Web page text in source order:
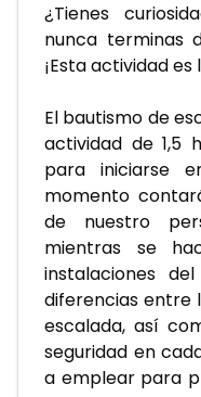
¿Tienes
nunca terminas
¡Esta actividad
El bautismo de
actividad de 1,5
para iniciarse
momento
de nuestro
mientras se
instalaciones
diferencias entre
escalada, así
seguridad en
a emplear para